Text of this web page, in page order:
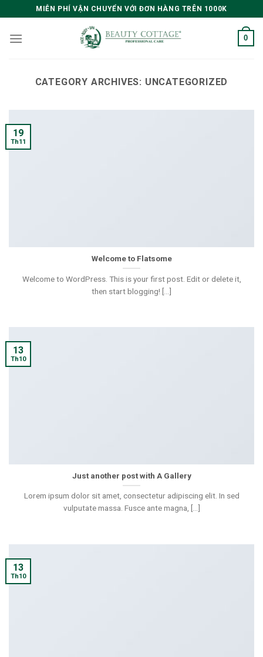
to
content
MIỄN PHÍ VẬN CHUYỂN VỚI ĐƠN HÀNG TRÊN 1000K
0
CATEGORY ARCHIVES: UNCATEGORIZED
Welcome to Flatsome
Welcome to WordPress. This is your first post. Edit or delete it,
then start blogging! [...]
19
Th11
Just another post with A Gallery
Lorem ipsum dolor sit amet, consectetur adipiscing elit. In sed
vulputate massa. Fusce ante magna, [...]
13
Th10
13
Th10